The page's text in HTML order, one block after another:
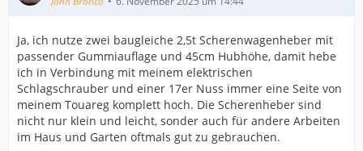
Ja, ich nutze zwei baugleiche 2,5t Scherenwagenheber mit
passender Gummiauflage und 45cm Hubhöhe, damit hebe
ich in Verbindung mit meinem elektrischen
Schlagschrauber und einer 17er Nuss immer eine Seite von
meinem Touareg komplett hoch. Die Scherenheber sind
nicht nur klein und leicht, sonder auch für andere Arbeiten
im Haus und Garten oftmals gut zu gebrauchen.